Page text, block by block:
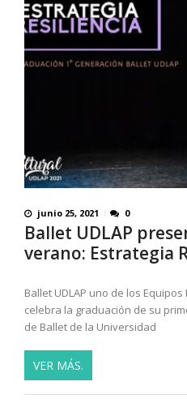
junio 25, 2021 0
Ballet UDLAP
verano: Estrategia
Ballet UDLAP uno de los
celebra la graduación de su
de Ballet de la Universidad
VER MÁS.